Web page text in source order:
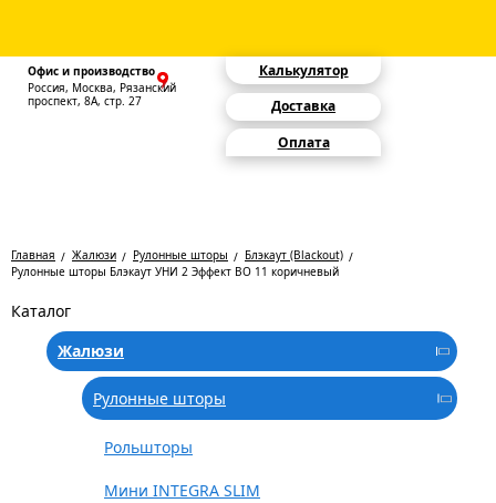
Офис и производство
Россия, Москва, Рязанский
проспект, 8А, стр. 27
Калькулятор
Доставка
Оплата
Главная Жалюзи Рулонные шторы
Блэкаут (Blackout)
Рулонные шторы Блэкаут УНИ 2 Эффект BO 11 коричневый
Каталог
Жалюзи
Рулонные шторы
Рольшторы
Мини INTEGRA SLIM